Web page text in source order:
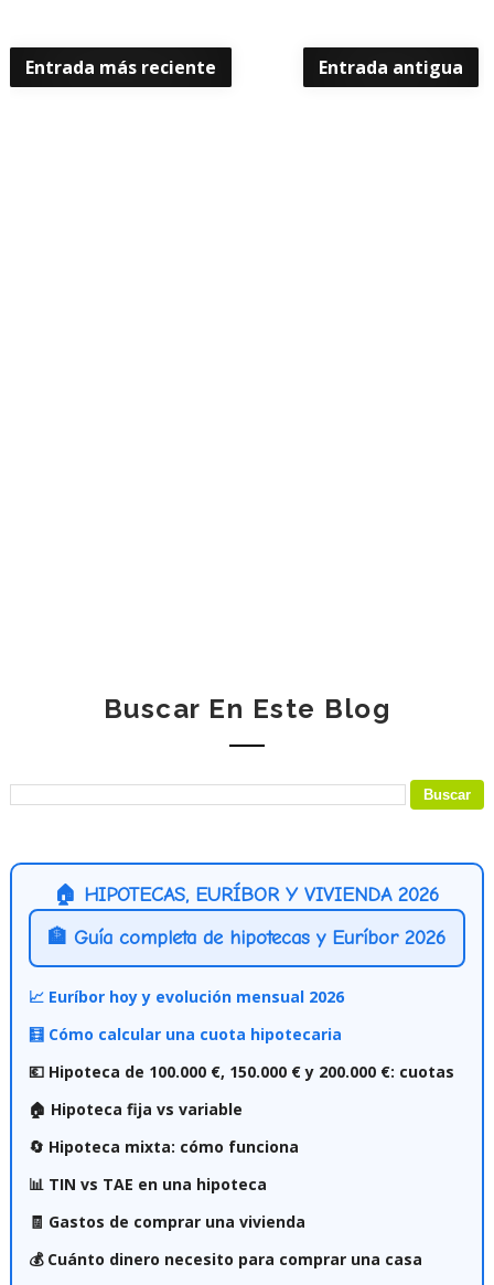
Entrada más reciente Entrada antigua
Buscar En Este Blog
🏠 HIPOTECAS, EURÍBOR Y VIVIENDA 2026
🏦 Guía completa de hipotecas y Euríbor 2026
📈 Euríbor hoy y evolución mensual 2026
🧮 Cómo calcular una cuota hipotecaria
💶 Hipoteca de 100.000 €, 150.000 € y 200.000 €: cuotas
🏠 Hipoteca fija vs variable
🔄 Hipoteca mixta: cómo funciona
📊 TIN vs TAE en una hipoteca
🧾 Gastos de comprar una vivienda
💰 Cuánto dinero necesito para comprar una casa